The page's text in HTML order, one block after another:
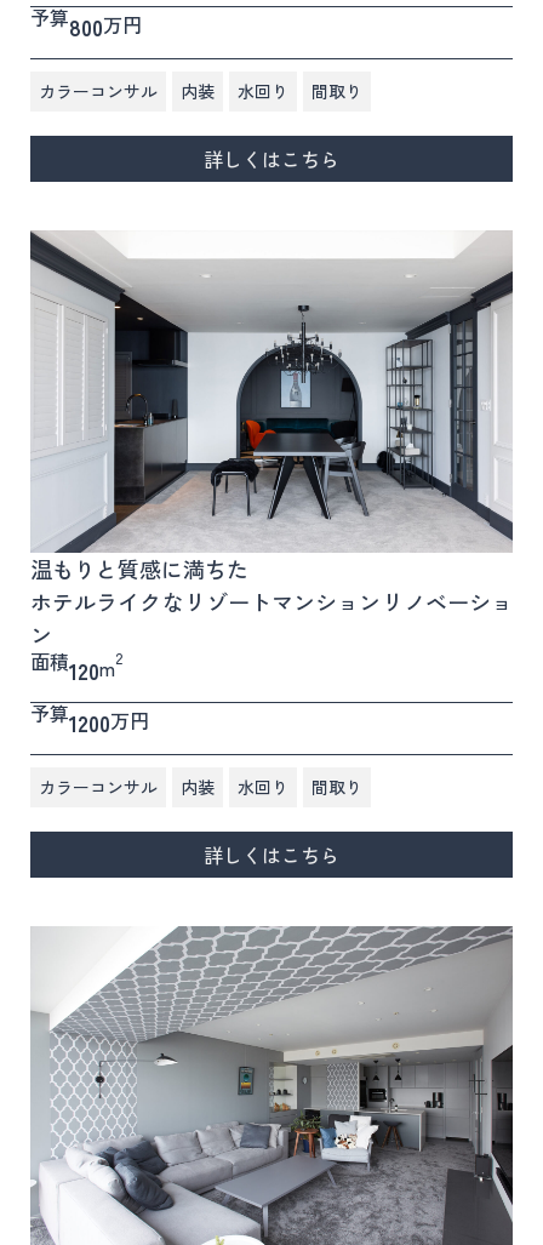
予算800万円
カラーコンサル 内装 水回り 間取り
詳しくはこちら
温もりと質感に満ちた
ホテルライクなリゾートマンションリノベーショ
ン
面積120m2
予算1200万円
カラーコンサル 内装 水回り 間取り
詳しくはこちら